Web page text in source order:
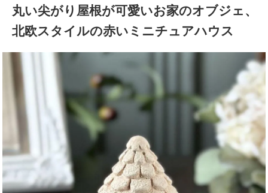
丸い尖がり屋根が可愛いお家のオブジェ、
北欧スタイルの赤いミニチュアハウス